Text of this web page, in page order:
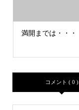
満開までは・・・
コメント ( 0 )